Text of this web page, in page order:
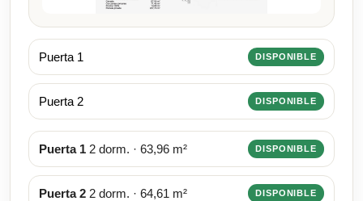
Puerta 1 DISPONIBLE
Puerta 2 DISPONIBLE
Puerta 1 2 dorm. · 63,96 m² DISPONIBLE
Puerta 2 2 dorm. · 64,61 m² DISPONIBLE